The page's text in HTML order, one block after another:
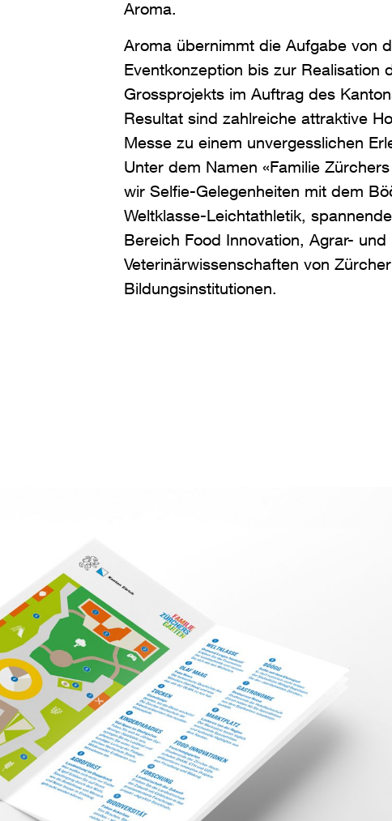
Aroma.
Aroma übernimmt die Aufgabe von
Eventkonzeption bis zur Realisation
Grossprojekts im Auftrag des
Resultat sind zahlreiche attraktive
Messe zu einem unvergesslichen
Unter dem Namen «Familie
wir Selfie-Gelegenheiten mit dem
Weltklasse-Leichtathletik,
Bereich Food Innovation, Agrar- und
Veterinärwissenschaften von Zürcher
Bildungsinstitutionen.